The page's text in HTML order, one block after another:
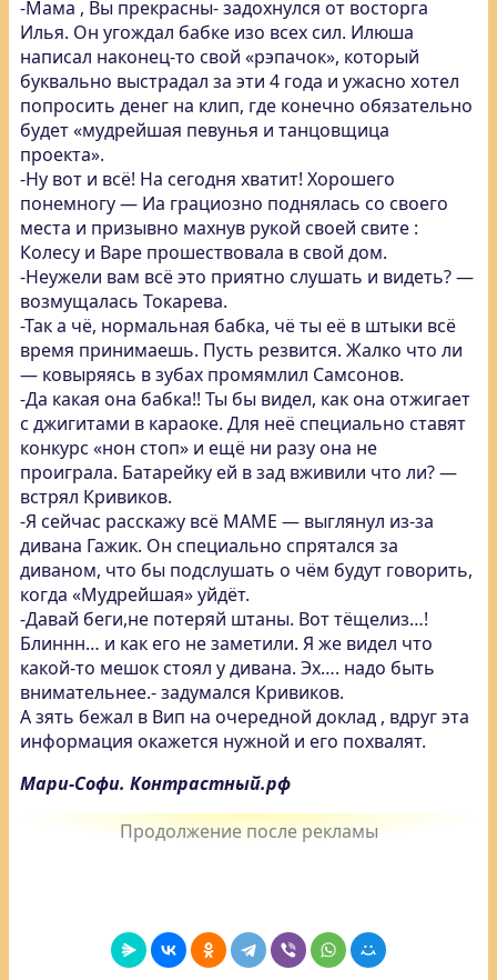
-Мама , Вы прекрасны- задохнулся от восторга
Илья. Он угождал бабке изо всех сил. Илюша
написал наконец-то свой «рэпачок», который
буквально выстрадал за эти 4 года и ужасно хотел
попросить денег на клип, где конечно обязательно
будет «мудрейшая певунья и танцовщица
проекта».
-Ну вот и всё! На сегодня хватит! Хорошего
понемногу — Иа грациозно поднялась со своего
места и призывно махнув рукой своей свите :
Колесу и Варе прошествовала в свой дом.
-Неужели вам всё это приятно слушать и видеть? —
возмущалась Токарева.
-Так а чё, нормальная бабка, чё ты её в штыки всё
время принимаешь. Пусть резвится. Жалко что ли
— ковыряясь в зубах промямлил Самсонов.
-Да какая она бабка!! Ты бы видел, как она отжигает
с джигитами в караоке. Для неё специально ставят
конкурс «нон стоп» и ещё ни разу она не
проиграла. Батарейку ей в зад вживили что ли? —
встрял Кривиков.
-Я сейчас расскажу всё МАМЕ — выглянул из-за
дивана Гажик. Он специально спрятался за
диваном, что бы подслушать о чём будут говорить,
когда «Мудрейшая» уйдёт.
-Давай беги,не потеряй штаны. Вот тёщелиз…!
Блиннн… и как его не заметили. Я же видел что
какой-то мешок стоял у дивана. Эх…. надо быть
внимательнее.- задумался Кривиков.
А зять бежал в Вип на очередной доклад , вдруг эта
информация окажется нужной и его похвалят.
Мари-Софи. Контрастный.рф